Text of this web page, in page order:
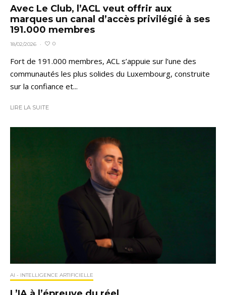
Avec Le Club, l’ACL veut offrir aux
marques un canal d’accès privilégié à ses
191.000 membres
18/02/2026 · 0
Fort de 191.000 membres, ACL s’appuie sur l’une des
communautés les plus solides du Luxembourg, construite
sur la confiance et...
LIRE LA SUITE
AI - INTELLIGENCE ARTIFICIELLE